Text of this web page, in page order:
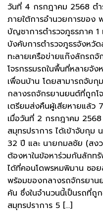
วันที่ 4 กรกฎาคม 2568 ตำ
ภายใต้การอำนวยการของ
บัญชาการตำรวจภูธรภาค
บังคับการตำรวจภูธรจังหวั
ทะลายเครือข่ายแก๊งลักรถ
โจรกรรมรถในพื้นที่หลายจั
เพื่อนบ้าน โดยสามารถจับ
กลางรถจักรยานยนต์ที่ถูกโ
เตรียมส่งคืนผู้เสียหายแล้ว
เมื่อวันที่ 2 กรกฎาคม
สมุทรปราการ ได้เข้าจับกุม
32 ปี และ นายกมลชัย (ส
ต้องหาในข้อหาร่วมกันลักท
ได้ที่คอนโดพรหมพิมาน ซอ
พร้อมของกลางรถจักรยาน
คัน ซึ่งในจำนวนนี้เป็นรถที่ถู
สมุทรปราการ 5 […]